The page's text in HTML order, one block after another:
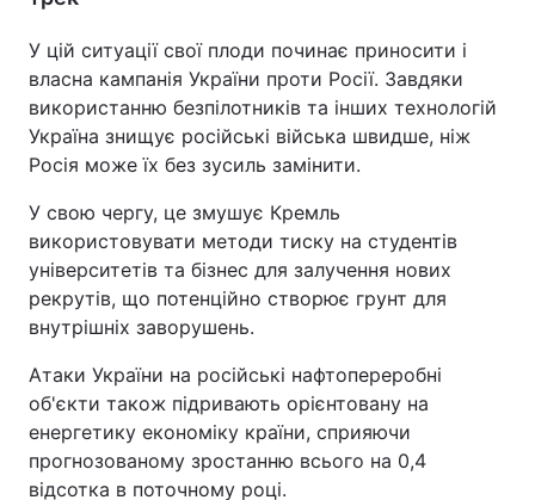
У цій ситуації свої плоди починає приносити і
власна кампанія України проти Росії. Завдяки
використанню безпілотників та інших технологій
Україна знищує російські війська швидше, ніж
Росія може їх без зусиль замінити.
У свою чергу, це змушує Кремль
використовувати методи тиску на студентів
університетів та бізнес для залучення нових
рекрутів, що потенційно створює грунт для
внутрішніх заворушень.
Атаки України на російські нафтопереробні
об'єкти також підривають орієнтовану на
енергетику економіку країни, сприяючи
прогнозованому зростанню всього на 0,4
відсотка в поточному році.